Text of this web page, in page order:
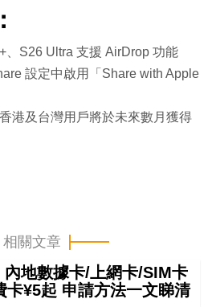
、S26 Ultra 支援 AirDrop 功能
設定中啟用「Share with Apple
港及台灣用戶將於未來數月獲得
相關文章
地數據卡/上網卡/SIM卡
卡¥5起 申請方法一文睇清